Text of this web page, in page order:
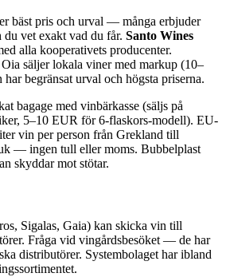
bäst pris och urval — många erbjuder
vet exakt vad du får. Santo Wines
alla kooperativets producenter.
säljer lokala viner med markup (10–
begränsat urval och högsta priserna.
bagage med vinbärkasse (säljs på
5–10 EUR för 6-flaskors-modell). EU-
vin per person från Grekland till
— ingen tull eller moms. Bubbelplast
skyddar mot stötar.
Sigalas, Gaia) kan skicka vin till
Fråga vid vingårdsbesöket — de har
distributörer. Systembolaget har ibland